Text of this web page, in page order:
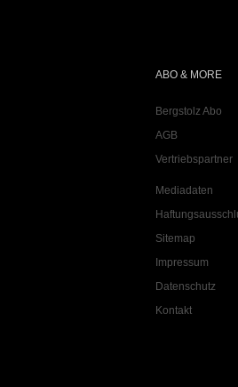
ABO & MORE
Bergstolz Abo
AGB
Vertriebspartner
Mediadaten
Sitemap
Impressum
Datenschutz
Kontakt